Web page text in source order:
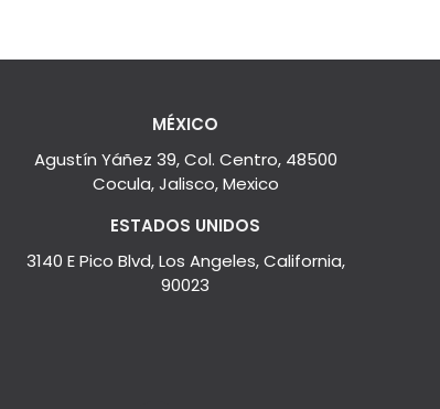
MÉXICO
Agustín Yáñez 39, Col. Centro, 48500
Cocula, Jalisco, Mexico
ESTADOS UNIDOS
3140 E Pico Blvd, Los Angeles, California,
90023